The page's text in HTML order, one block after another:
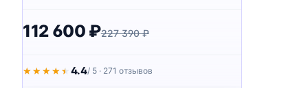
112 600 ₽227 390 ₽
★★★★★
★★★★★ 4.4/ 5 · 271 отзывов